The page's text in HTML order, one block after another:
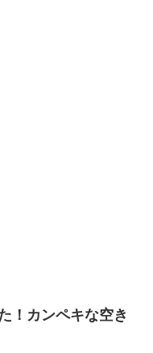
！カンペキな空き